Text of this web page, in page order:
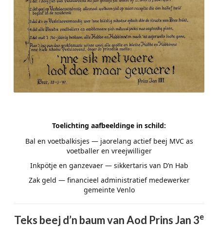
Toelichting aafbeeldinge in schild:
Bal en voetbalkisjes — jaorelang actief beej MVC as
voetballer en vreejwilliger
Inkpötje en ganzevaer — sikkertaris van D’n Hab
Zak geld — financieel administratief medewerker
gemeinte Venlo
Teks beej d’n baum van Aod Prins Jan 3e